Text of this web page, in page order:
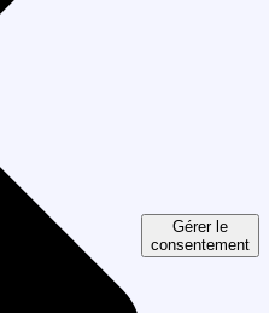
Gérer le
consentement